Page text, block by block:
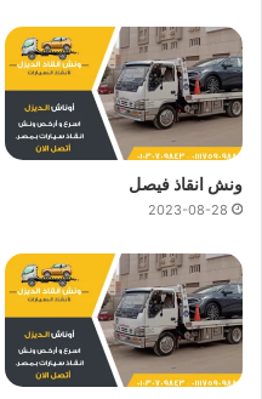
ونش انقاذ فيصل
2023-08-28